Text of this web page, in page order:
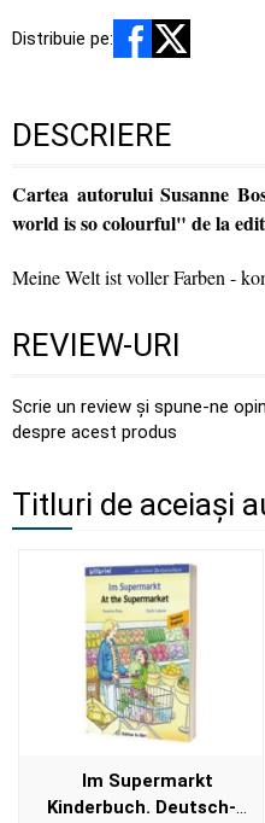
Distribuie pe:
DESCRIERE
Cartea autorului Susanne
world is so colourful" de la
Meine Welt ist voller Farben -
REVIEW-URI
Scrie un review și spune-ne
despre acest produs
Titluri de aceiași
Im Supermarkt
Kinderbuch. Deutsch-